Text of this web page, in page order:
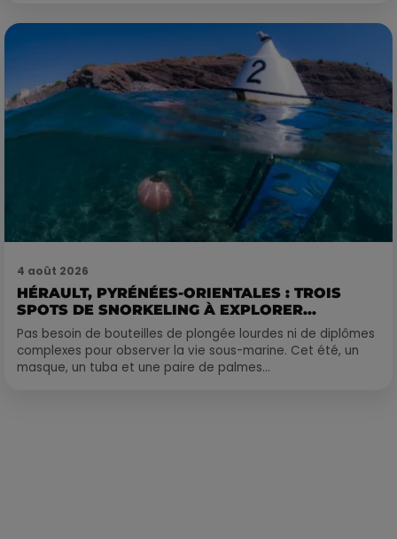
4 août 2026
HÉRAULT, PYRÉNÉES-ORIENTALES : TROIS
SPOTS DE SNORKELING À EXPLORER...
Pas besoin de bouteilles de plongée lourdes ni de diplômes
complexes pour observer la vie sous-marine. Cet été, un
masque, un tuba et une paire de palmes...